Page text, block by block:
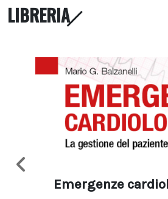
LIBRERIA
Emergenze